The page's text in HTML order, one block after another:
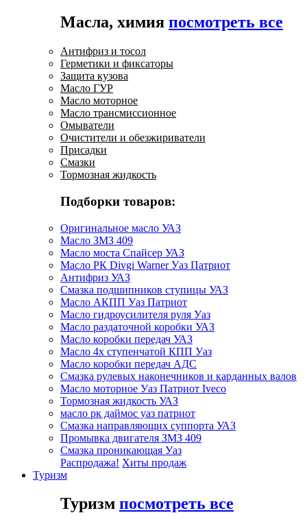
Масла, химия посмотреть все
Антифриз и тосол
Герметики и фиксаторы
Защита кузова
Масло ГУР
Масло моторное
Масло трансмиссионное
Омыватели
Очистители и обезжириватели
Присадки
Смазки
Тормозная жидкость
Подборки товаров:
Оригинальное масло УАЗ
Масло ЗМЗ 409
Масло моста Спайсер УАЗ
Масло РК Divgi Warner Уаз Патриот
Антифриз УАЗ
Смазка подшипников ступицы УАЗ
Масло АКПП Уаз Патриот
Масло гидроусилителя руля Уаз
Масло раздаточной коробки УАЗ
Масло коробки передач УАЗ
Масло 4х ступенчатой КПП Уаз
Масло коробки передач АДС
Смазка рулевых наконечников и карданных валов
Масло моторное Уаз Патриот Iveco
Тормозная жидкость УАЗ
масло рк даймос уаз патриот
Смазка направляющих суппорта УАЗ
Промывка двигателя ЗМЗ 409
Смазка проникающая Уаз
Распродажа! Хиты продаж
Туризм
Туризм посмотреть все